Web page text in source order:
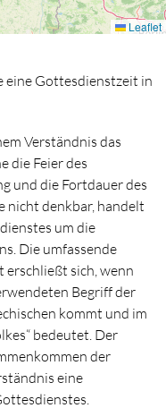
eine Gottesdienstzeit in
Verständnis das
die Feier des
und die Fortdauer des
nicht denkbar, handelt
um die
Die umfassende
sich, wenn
Begriff der
kommt und im
bedeutet. Der
der
eine